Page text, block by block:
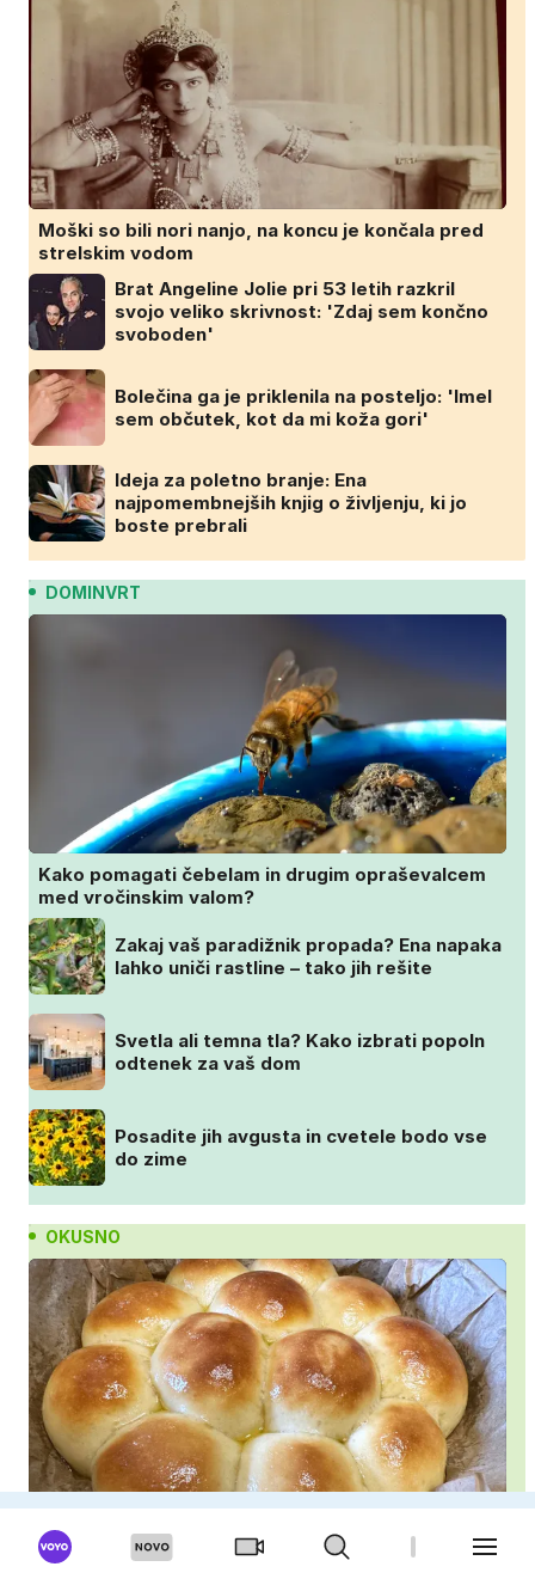
Moški so bili nori nanjo, na koncu je končala pred
strelskim vodom
Brat Angeline Jolie pri 53 letih razkril
svojo veliko skrivnost: 'Zdaj sem končno
svoboden'
Bolečina ga je priklenila na posteljo: 'Imel
sem občutek, kot da mi koža gori'
Ideja za poletno branje: Ena
najpomembnejših knjig o življenju, ki jo
boste prebrali
DOMINVRT
Kako pomagati čebelam in drugim opraševalcem
med vročinskim valom?
Zakaj vaš paradižnik propada? Ena napaka
lahko uniči rastline – tako jih rešite
Svetla ali temna tla? Kako izbrati popoln
odtenek za vaš dom
Posadite jih avgusta in cvetele bodo vse
do zime
OKUSNO
trik za popoln rezultat